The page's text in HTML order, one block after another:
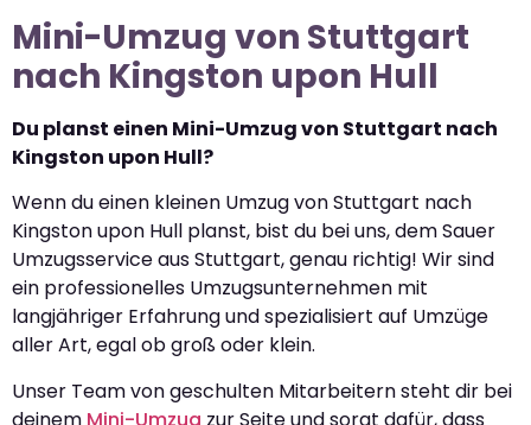
Mini-Umzug von Stuttgart
nach Kingston upon Hull
Du planst einen Mini-Umzug von Stuttgart nach
Kingston upon Hull?
Wenn du einen kleinen Umzug von Stuttgart nach
Kingston upon Hull planst, bist du bei uns, dem Sauer
Umzugsservice aus Stuttgart, genau richtig! Wir sind
ein professionelles Umzugsunternehmen mit
langjähriger Erfahrung und spezialisiert auf Umzüge
aller Art, egal ob groß oder klein.
Unser Team von geschulten Mitarbeitern steht dir bei
deinem Mini-Umzug zur Seite und sorgt dafür, dass